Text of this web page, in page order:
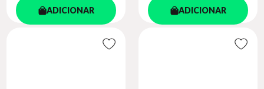
ADICIONAR ADICIONAR